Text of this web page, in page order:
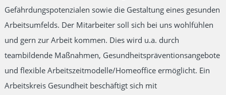
Gefährdungspotenzialen sowie die Gestaltung eines gesunden
Arbeitsumfelds. Der Mitarbeiter soll sich bei uns wohlfühlen
und gern zur Arbeit kommen. Dies wird u.a. durch
teambildende Maßnahmen, Gesundheitspräventionsangebote
und flexible Arbeitszeitmodelle/Homeoffice ermöglicht. Ein
Arbeitskreis Gesundheit beschäftigt sich mit